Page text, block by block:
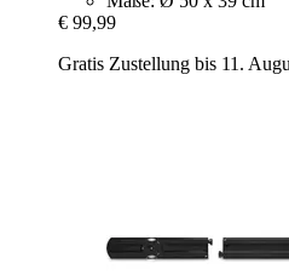
€ 99,99
Gratis Zustellung bis 11.